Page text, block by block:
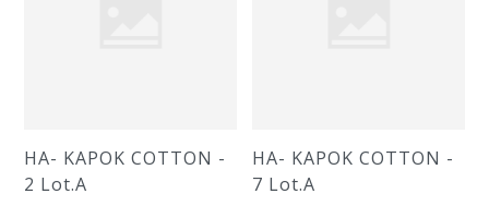
HA- KAPOK COTTON -
2 Lot.A
HA- KAPOK COTTON -
7 Lot.A